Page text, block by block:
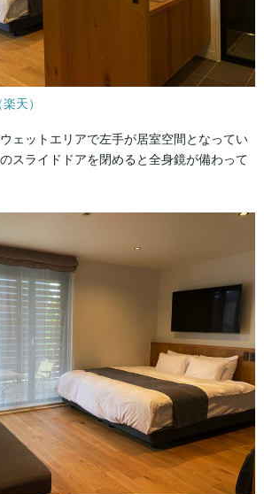
天）
ェットエリアで左手が居室空間となってい
スライドドアを閉めると全身鏡が備わって